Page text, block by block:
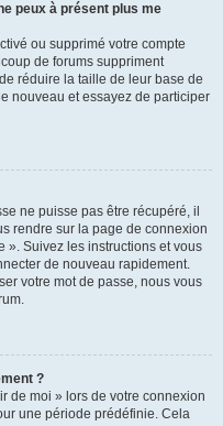
peux à présent plus me
ou supprimé votre compte
de forums suppriment
réduire la taille de leur base de
nouveau et essayez de participer
ne puisse pas être récupéré, il
rendre sur la page de connexion
». Suivez les instructions et vous
de nouveau rapidement.
votre mot de passe, nous vous
?
de moi » lors de votre connexion
une période prédéfinie. Cela